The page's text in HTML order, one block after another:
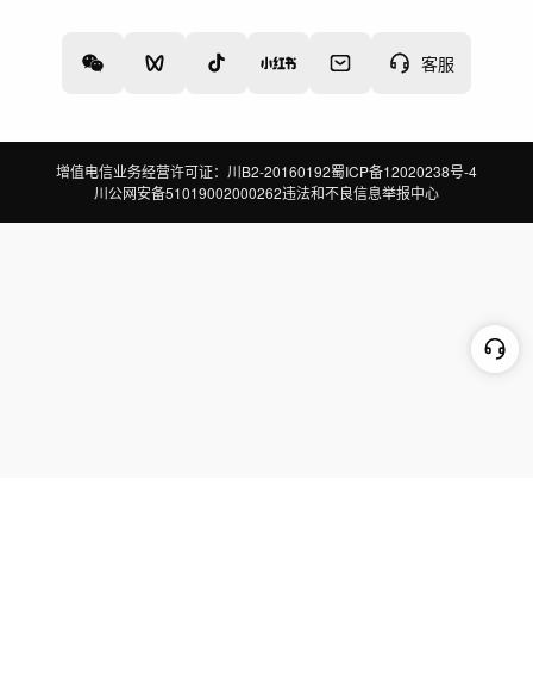
客服
增值电信业务经营许可证：川B2-20160192蜀ICP备12020238号-4
川公网安备51019002000262违法和不良信息举报中心